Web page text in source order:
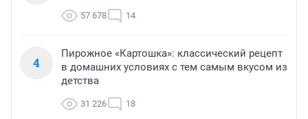
57 678 14
4
Пирожное «Картошка»: классический рецепт
в домашних условиях с тем самым вкусом из
детства
31 226 18